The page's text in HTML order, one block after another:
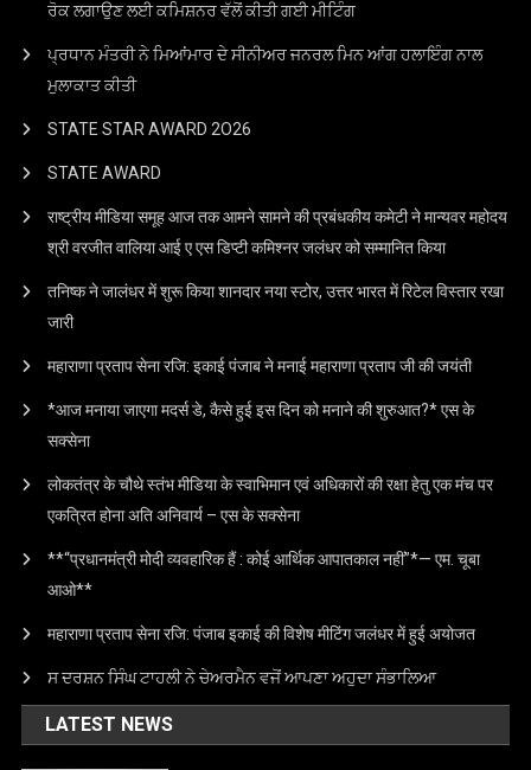
ਰੋਕ ਲਗਾਉਣ ਲਈ ਕਮਿਸ਼ਨਰ ਵੱਲੋਂ ਕੀਤੀ ਗਈ ਮੀਟਿੰਗ
ਪ੍ਰਧਾਨ ਮੰਤਰੀ ਨੇ ਮਿਆਂਮਾਰ ਦੇ ਸੀਨੀਅਰ ਜਨਰਲ ਮਿਨ ਆਂਗ ਹਲਾਇੰਗ ਨਾਲ
ਮੁਲਾਕਾਤ ਕੀਤੀ
STATE STAR AWARD 2O26
STATE AWARD
राष्ट्रीय मीडिया समूह आज तक आमने सामने की प्रबंधकीय कमेटी ने मान्यवर महोदय
श्री वरजीत वालिया आई ए एस डिप्टी कमिश्नर जलंधर को सम्मानित किया
तनिष्क ने जालंधर में शुरू किया शानदार नया स्टोर, उत्तर भारत में रिटेल विस्तार रखा
जारी
महाराणा प्रताप सेना रजि: इकाई पंजाब ने मनाई महाराणा प्रताप जी की जयंती
*आज मनाया जाएगा मदर्स डे, कैसे हुई इस दिन को मनाने की शुरुआत?* एस के
सक्सेना
लोकतंत्र के चौथे स्तंभ मीडिया के स्वाभिमान एवं अधिकारों की रक्षा हेतु एक मंच पर
एकत्रित होना अति अनिवार्य – एस के सक्सेना
**“प्रधानमंत्री मोदी व्यवहारिक हैं : कोई आर्थिक आपातकाल नहीं”*— एम. चूबा
आओ**
महाराणा प्रताप सेना रजि: पंजाब इकाई की विशेष मीटिंग जलंधर में हुई अयोजत
ਸ ਦਰਸ਼ਨ ਸਿੰਘ ਟਾਹਲੀ ਨੇ ਚੇਅਰਮੈਨ ਵਜੋਂ ਆਪਣਾ ਅਹੁਦਾ ਸੰਭਾਲਿਆ
LATEST NEWS